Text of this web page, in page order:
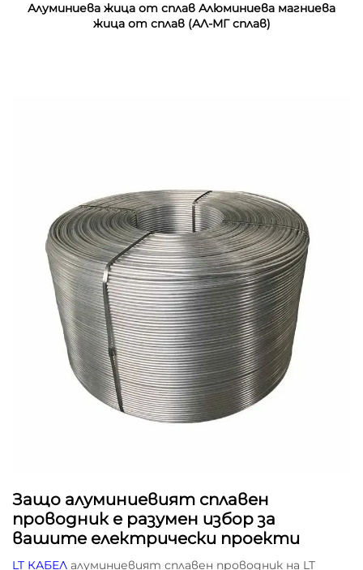
Алуминиева жица от сплав Алюминиева магниева
жица от сплав (АЛ-МГ сплав)
Защо алуминиевият сплавен
проводник е разумен избор за
вашите електрически проекти
LT КАБЕЛ алуминиевият сплавен проводник на LT